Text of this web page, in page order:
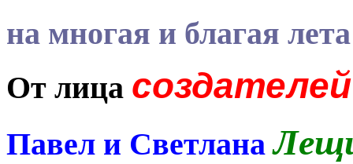
на многая и благая
От лица
Павел и Светлана